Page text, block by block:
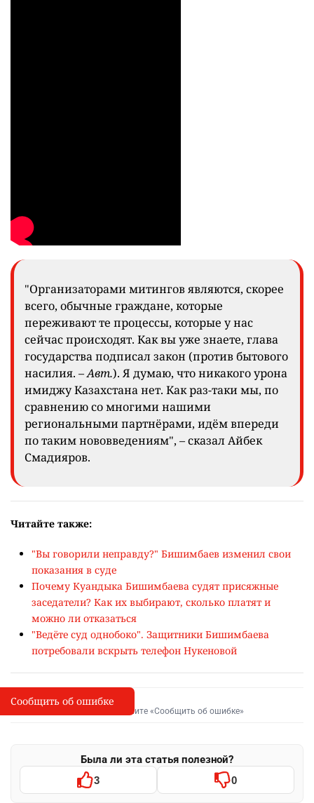
"Организаторами митингов являются, скорее
всего, обычные граждане, которые
переживают те процессы, которые у нас
сейчас происходят. Как вы уже знаете, глава
государства подписал закон (против бытового
насилия. –Авт.). Я думаю, что никакого урона
имиджу Казахстана нет. Как раз-таки мы, по
сравнению со многими нашими
региональными партнёрами, идём впереди
по таким нововведениям", – сказал Айбек
Смадияров.
Читайте также:
"Вы говорили неправду?" Бишимбаев изменил свои
показания в суде
Почему Куандыка Бишимбаева судят присяжные
заседатели? Как их выбирают, сколько платят и
можно ли отказаться
"Ведёте суд однобоко". Защитники Бишимбаева
потребовали вскрыть телефон Нукеновой
I
Сообщить об опечатке
Выделите фрагмент и нажмите «Сообщить об ошибке»
Была ли эта статья полезной?
3 0
Сообщить об ошибке